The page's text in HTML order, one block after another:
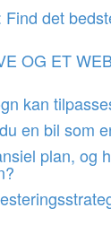
Find det
OG ET
kan
en bil som
plan, og